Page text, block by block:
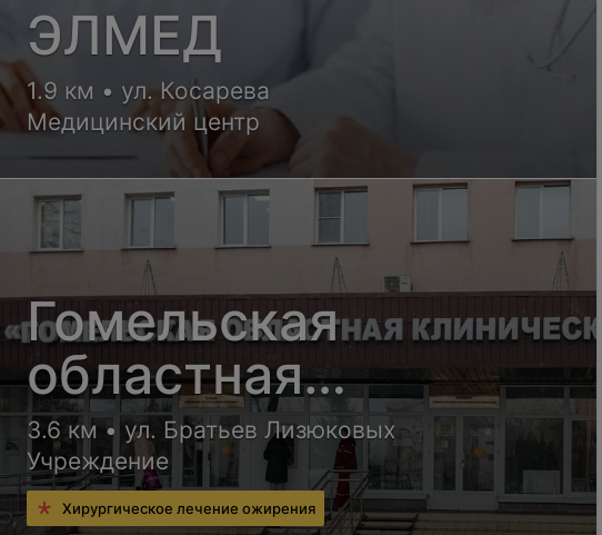
ЭЛМЕД
1.9 км • ул. Косарева
Медицинский центр
Гомельская
областная
клиническая
больница
3.6 км • ул. Братьев Лизюковых
Учреждение
Хирургическое лечение ожирения